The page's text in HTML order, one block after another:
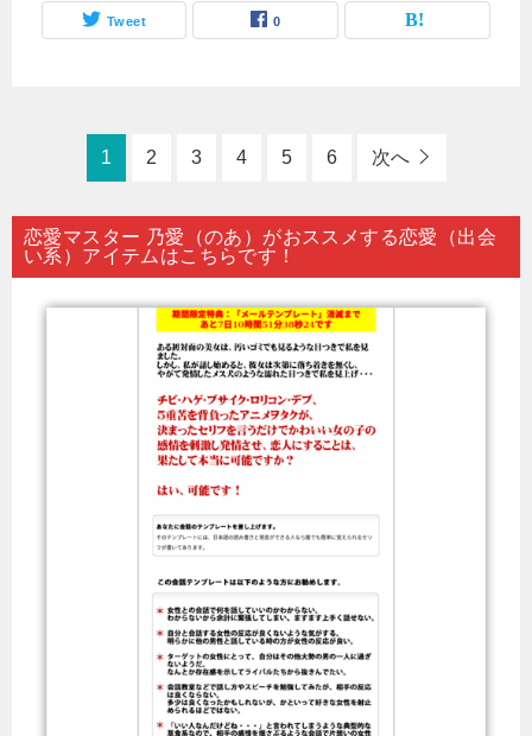
Tweet 0
1 2 3 4 5 6 次へ
恋愛マスター 乃愛（のあ）がおススメする恋愛（出会
い系）アイテムはこちらです！